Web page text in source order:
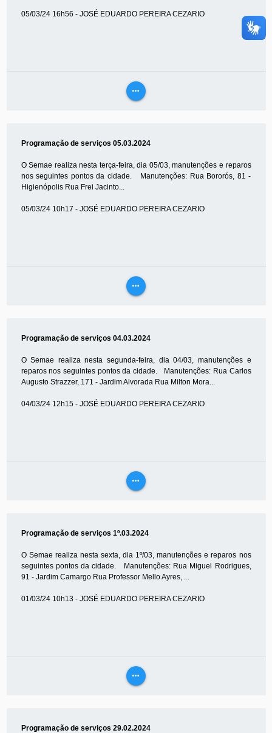
05/03/24 16h56 - JOSÉ EDUARDO PEREIRA CEZARIO
more_horiz
Programação de serviços 05.03.2024
O Semae realiza nesta terça-feira, dia 05/03, manutenções e reparos
nos seguintes pontos da cidade. Manutenções: Rua Bororós, 81 -
Higienópolis Rua Frei Jacinto...
05/03/24 10h17 - JOSÉ EDUARDO PEREIRA CEZARIO
more_horiz
Programação de serviços 04.03.2024
O Semae realiza nesta segunda-feira, dia 04/03, manutenções e
reparos nos seguintes pontos da cidade. Manutenções: Rua Carlos
Augusto Strazzer, 171 - Jardim Alvorada Rua Milton Mora...
04/03/24 12h15 - JOSÉ EDUARDO PEREIRA CEZARIO
more_horiz
Programação de serviços 1º.03.2024
O Semae realiza nesta sexta, dia 1º/03, manutenções e reparos nos
seguintes pontos da cidade. Manutenções: Rua Miguel Rodrigues,
91 - Jardim Camargo Rua Professor Mello Ayres, ...
01/03/24 10h13 - JOSÉ EDUARDO PEREIRA CEZARIO
more_horiz
Programação de serviços 29.02.2024